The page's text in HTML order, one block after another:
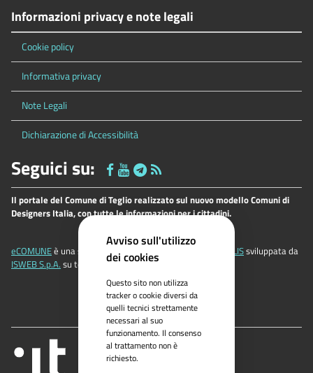
Informazioni privacy e note legali
Cookie policy
Informativa privacy
Note Legali
Dichiarazione di Accessibilità
Seguici su:
Il portale del Comune di Teglio realizzato sul nuovo modello Comuni di
Designers Italia, con tutte le informazioni per i cittadini.
eCOMUNEè una soluzione applicativa della famiglia ePOLISsviluppata da
ISWEB S.p.A. su tecnologiaISWEB®
Avviso sull'utilizzo
dei cookies
Questo sito non utilizza
tracker o cookie diversi da
quelli tecnici strettamente
necessari al suo
funzionamento. Il consenso
al trattamento non è
richiesto.